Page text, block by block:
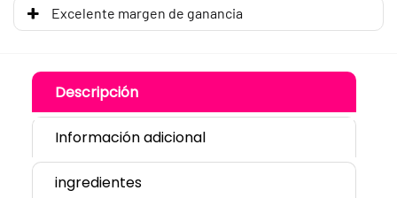
Excelente margen de ganancia
Descripción
Información adicional
ingredientes